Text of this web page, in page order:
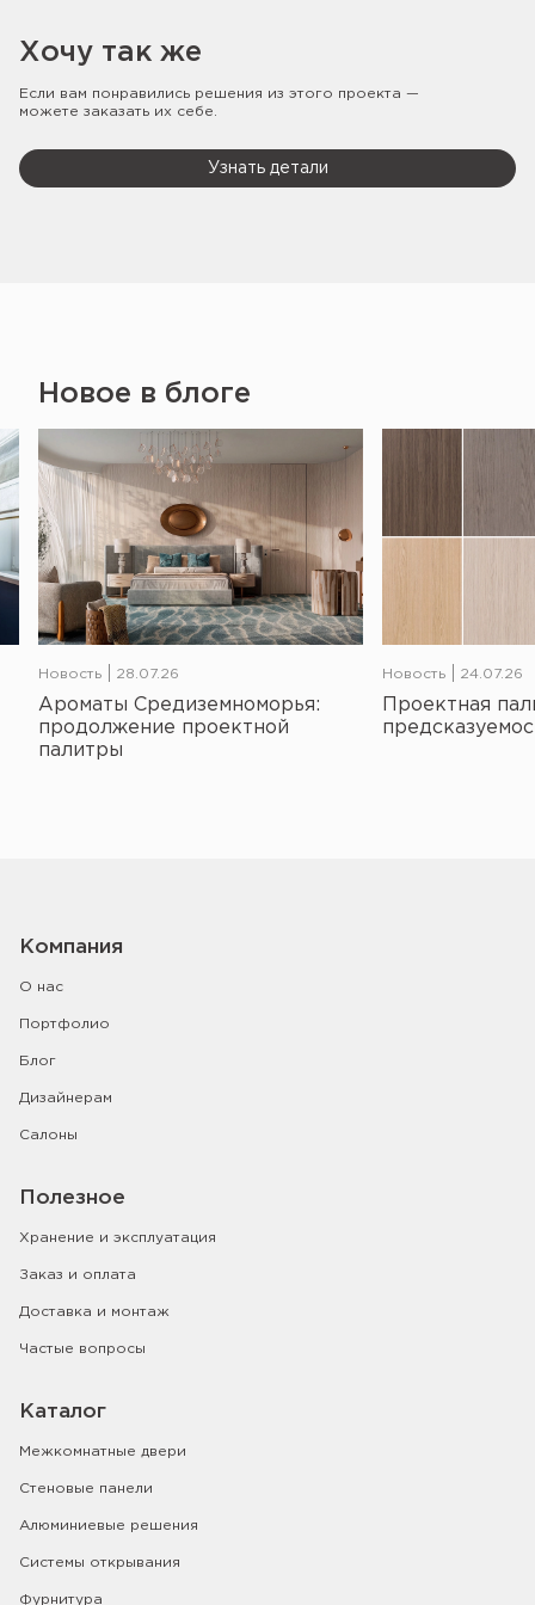
Хочу так же
Если вам понравились решения из этого проекта —
можете заказать их себе.
Узнать детали
Новое в блоге
Новость 28.07.26
Ароматы Средиземноморья:
продолжение проектной
палитры
Новость 24.07.26
Проектная
Компания
О нас
Портфолио
Блог
Дизайнерам
Салоны
Полезное
Хранение и эксплуатация
Заказ и оплата
Доставка и монтаж
Частые вопросы
Каталог
Межкомнатные двери
Стеновые панели
Алюминиевые решения
Системы открывания
Фурнитура